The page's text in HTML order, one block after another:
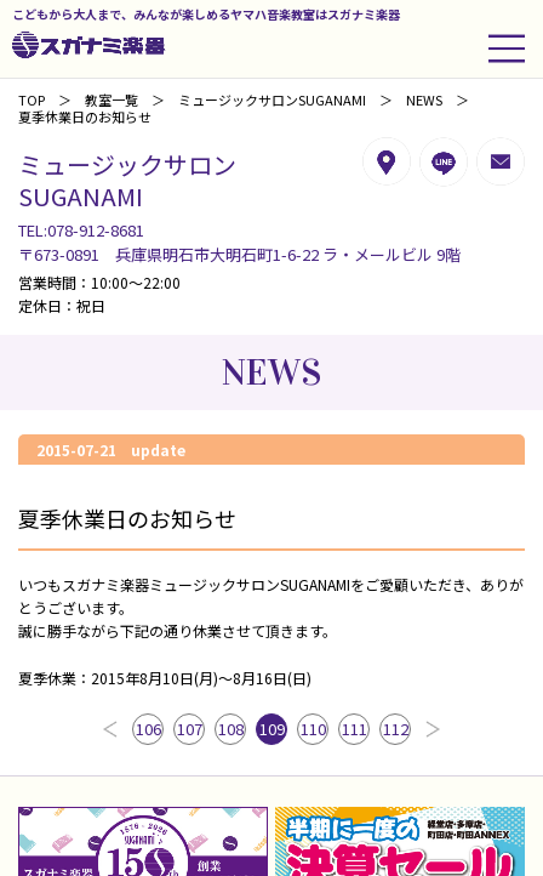
こどもから大人まで、みんなが楽しめるヤマハ音楽教室はスガナミ楽器
TOP 教室一覧 ミュージックサロンSUGANAMI
NEWS
夏季休業日のお知らせ
ミュージックサロン
SUGANAMI
TEL:078-912-8681
〒673-0891 兵庫県明石市大明石町1-6-22 ラ・メールビル 9階
営業時間：10:00～22:00
定休日：祝日
NEWS
2015-07-21 update
夏季休業日のお知らせ
いつもスガナミ楽器ミュージックサロンSUGANAMIをご愛顧いただき、ありが
とうございます。
誠に勝手ながら下記の通り休業させて頂きます。
夏季休業：2015年8月10日(月)～8月16日(日)
106 107 108 109 110 111 112